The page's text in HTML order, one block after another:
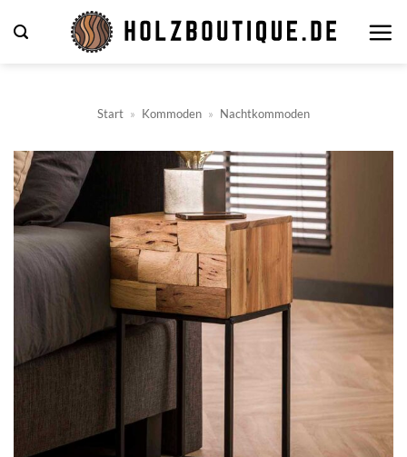
Inhalt
Start » Kommoden » Nachtkommoden